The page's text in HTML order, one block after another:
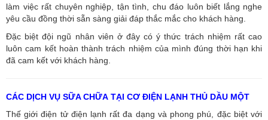
làm việc rất chuyên nghiệp, tận tình, chu đáo luôn biết lắng nghe
yêu cầu đồng thời sẵn sàng giải đáp thắc mắc cho khách hàng.
Đặc biệt đội ngũ nhân viên ở đây có ý thức trách nhiệm rất cao
luôn cam kết hoàn thành trách nhiệm của mình đúng thời hạn khi
đã cam kết với khách hàng.
CÁC DỊCH VỤ SỮA CHỮA TẠI CƠ ĐIỆN LẠNH THỦ DẦU MỘT
Thế giới điện tử điện lạnh rất đa dạng và phong phú, đặc biệt với